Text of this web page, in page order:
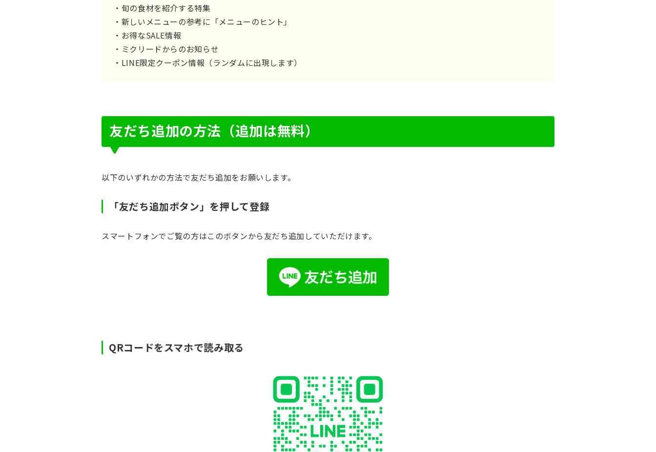
・旬の食材を紹介する特集
・新しいメニューの参考に「メニューのヒント」
・お得なSALE情報
・ミクリードからのお知らせ
・LINE限定クーポン情報（ランダムに出現します）
友だち追加の方法（追加は無料）
以下のいずれかの方法で友だち追加をお願いします。
「友だち追加ボタン」を押して登録
スマートフォンでご覧の方はこのボタンから友だち追加していただけます。
QRコードをスマホで読み取る